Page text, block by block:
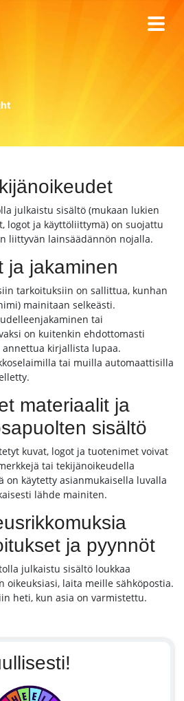
julkaistu sisältö (mukaan lukien
logot ja käyttöliittymä) on suojattu
liittyvän lainsäädännön nojalla.
ja jakaminen
tarkoituksiin on sallittua, kunhan
mainitaan selkeästi.
tai
on kuitenkin ehdottomasti
kirjallista lupaa.
tai muilla automaattisilla
materiaalit ja
sisältö
kuvat, logot ja tuotenimet voivat
tai tekijänoikeudella
on käytetty asianmukaisella luvalla
lähde mainiten.
ja pyynnöt
julkaistu sisältö loukkaa
oikeuksiasi, laita meille sähköpostia.
heti, kun asia on varmistettu.